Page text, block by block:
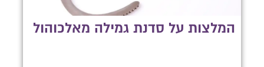
המלצות על סדנת גמילה מאלכוהול